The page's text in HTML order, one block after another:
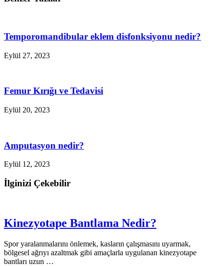
Temporomandibular eklem disfonksiyonu nedir?
Eylül 27, 2023
Femur Kırığı ve Tedavisi
Eylül 20, 2023
Amputasyon nedir?
Eylül 12, 2023
İlginizi Çekebilir
Kinezyotape Bantlama Nedir?
Spor yaralanmalarını önlemek, kasların çalışmasını uyarmak,
bölgesel ağrıyı azaltmak gibi amaçlarla uygulanan kinezyotape
bantları uzun …